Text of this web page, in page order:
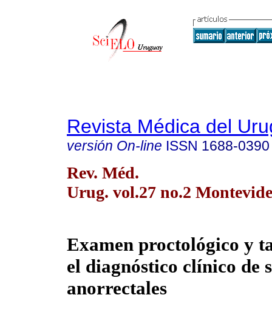
Revista Médica del
versión On-line ISSN 1688-0390
Rev. Méd.
Urug. vol.27 no.2
Examen proctológico y
el diagnóstico clínico de
anorrectales